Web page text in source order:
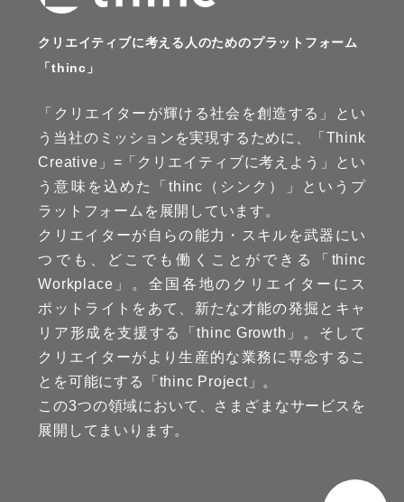
クリエイティブに考える人のためのプラットフォーム
「thinc」
「クリエイターが輝ける社会を創造する」とい
う当社のミッションを実現するために、「Think
Creative」=「クリエイティブに考えよう」とい
う意味を込めた「thinc（シンク）」というプ
ラットフォームを展開しています。
クリエイターが自らの能力・スキルを武器にい
つでも、どこでも働くことができる「thinc
Workplace」。全国各地のクリエイターにス
ポットライトをあて、新たな才能の発掘とキャ
リア形成を支援する「thinc Growth」。そして
クリエイターがより生産的な業務に専念するこ
とを可能にする「thinc Project」。
この3つの領域において、さまざまなサービスを
展開してまいります。